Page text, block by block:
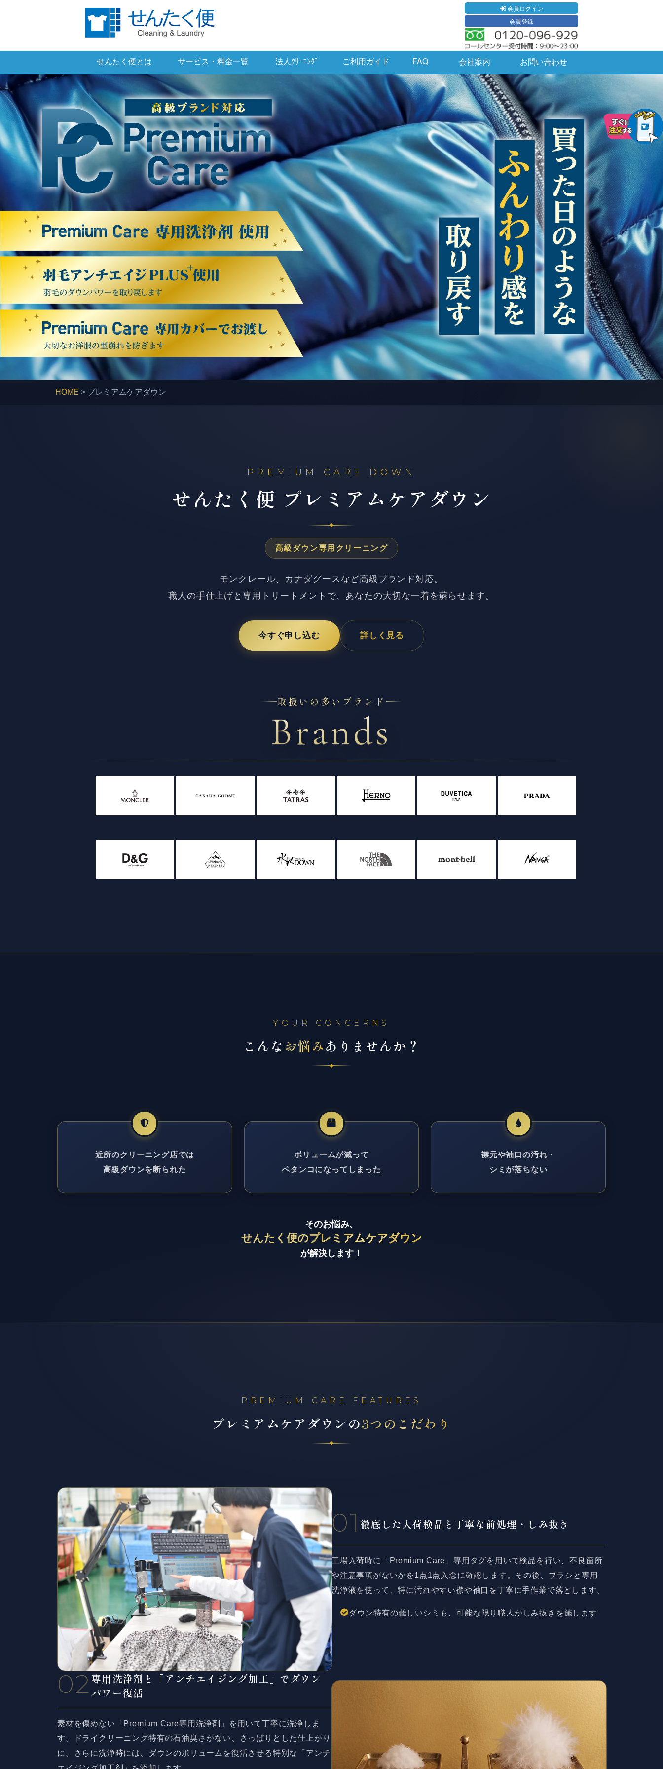
会員ログイン
会員登録
せんたく便とは サービス・料金一覧 法人ｸﾘｰﾆﾝｸﾞ ご利用ガイド FAQ 会社案内 お問い合わせ
HOME > プレミアムケアダウン
PREMIUM CARE DOWN
せんたく便 プレミアムケアダウン
高級ダウン専用クリーニング
モンクレール、カナダグースなど高級ブランド対応。
職人の手仕上げと専用トリートメントで、あなたの大切な一着を蘇らせます。
今すぐ申し込む 詳しく見る
取扱いの多いブランド
Brands
YOUR CONCERNS
こんな お悩みありませんか？
近所のクリーニング店では
高級ダウンを断られた
ボリュームが減って
ペタンコになってしまった
襟元や袖口の汚れ・
シミが落ちない
そのお悩み、
せんたく便のプレミアムケアダウン
が解決します！
PREMIUM CARE FEATURES
プレミアムケアダウンの3つのこだわり
01 徹底した入荷検品と丁寧な前処理・しみ抜き
工場入荷時に「Premium Care」専用タグを用いて検品を行い、不良箇所
や注意事項がないかを1点1点入念に確認します。その後、ブラシと専用
洗浄液を使って、特に汚れやすい襟や袖口を丁寧に手作業で落とします。
ダウン特有の難しいシミも、可能な限り職人がしみ抜きを施します
02 専用洗浄剤と 「アンチエイジング加工」で ダウン
パワー復活
素材を傷めない「Premium Care専用洗浄剤」を用いて丁寧に洗浄しま
す。ドライクリーニング特有の石油臭さがない、さっぱりとした仕上がり
に。さらに洗浄時には、ダウンのボリュームを復活させる特別な「アンチ